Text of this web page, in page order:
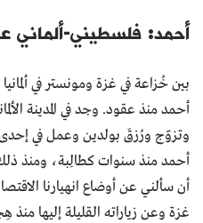
أحمد: فلسطيني-ألماني
بين خُزاعة في غزة ومونستر في
أحمد منذ عقود. وجد في المدينة
وتزوّج ورُزقَ بولدين وعمل في
أحمد منذ سنوات كطالِبة، ومنذ
أن سألني عن أوضاع انهيارنا
غزة وعن زياراته القليلة إليها منذ